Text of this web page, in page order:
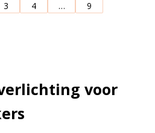
3 4 … 9
voor